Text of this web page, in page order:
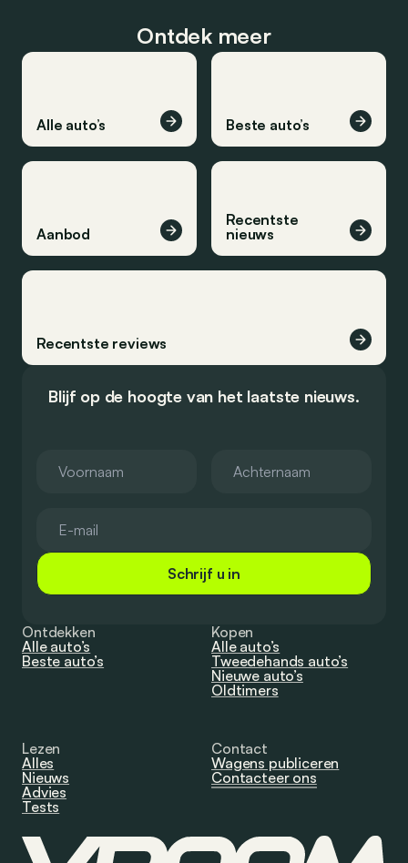
Ontdek meer
Alle auto’s Beste auto’s
Aanbod
Recentste
nieuws
Recentste reviews
Blijf op de hoogte van het laatste nieuws.
Schrijf u in
Ontdekken
Alle auto’s
Beste auto’s
Kopen
Alle auto’s
Tweedehands auto’s
Nieuwe auto’s
Oldtimers
Lezen
Alles
Nieuws
Advies
Tests
Contact
Wagens publiceren
Contacteer ons